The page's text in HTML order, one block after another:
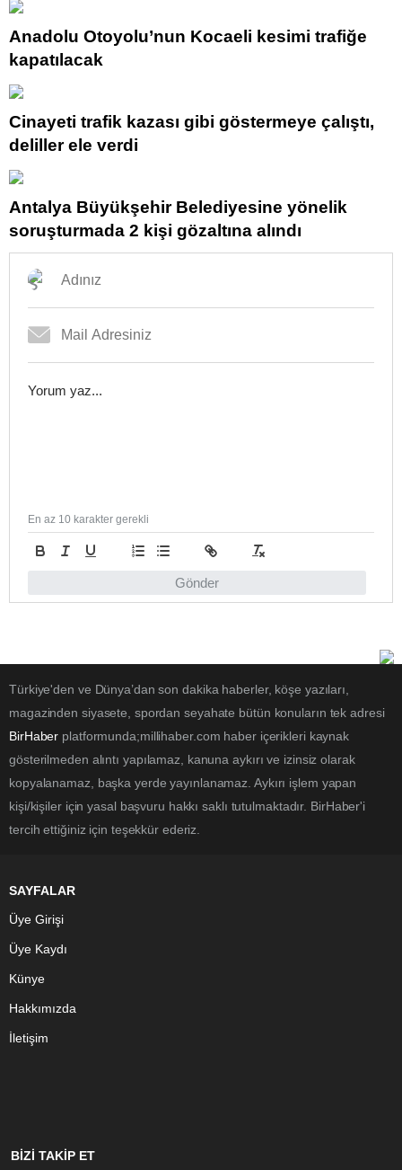
Anadolu Otoyolu’nun Kocaeli kesimi trafiğe
kapatılacak
Cinayeti trafik kazası gibi göstermeye çalıştı,
deliller ele verdi
Antalya Büyükşehir Belediyesine yönelik
soruşturmada 2 kişi gözaltına alındı
Gönder
En az 10 karakter gerekli
Türkiye'den ve Dünya’dan son dakika haberler, köşe yazıları,
magazinden siyasete, spordan seyahate bütün konuların tek adresi
BirHaber platformunda;millihaber.com haber içerikleri kaynak
gösterilmeden alıntı yapılamaz, kanuna aykırı ve izinsiz olarak
kopyalanamaz, başka yerde yayınlanamaz. Aykırı işlem yapan
kişi/kişiler için yasal başvuru hakkı saklı tutulmaktadır. BirHaber'i
tercih ettiğiniz için teşekkür ederiz.
SAYFALAR
Üye Girişi
Üye Kaydı
Künye
Hakkımızda
İletişim
BİZİ TAKİP ET